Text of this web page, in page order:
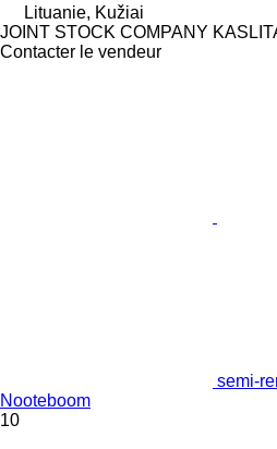
Lituanie, Kužiai
JOINT STOCK COMPANY
Contacter le vendeur
semi-
Nooteboom
10